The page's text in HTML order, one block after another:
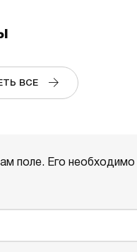
ВСЕ
поле. Его необходимо